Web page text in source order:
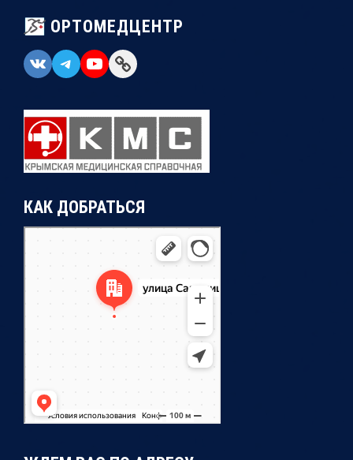
ОРТОМЕДЦЕНТР
VK Telegram
YouTube
Link
КАК ДОБРАТЬСЯ
Улица Самокиша, 14А — Яндекс Карты